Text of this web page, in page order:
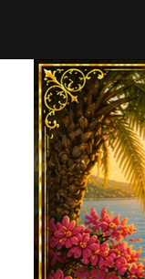
content